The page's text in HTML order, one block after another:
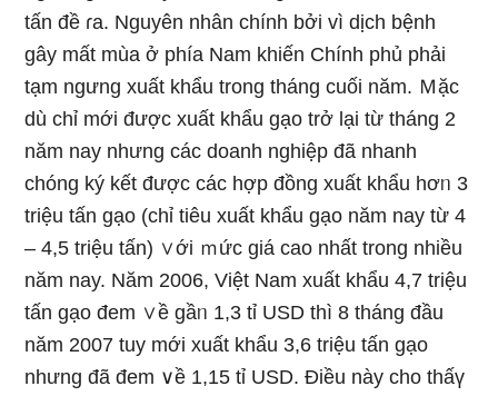
tấn đề ɾa. Nguyên nhân chính bởi vì dịch bệnh
gây mất mùa ở phía Nam khiến Chính phủ phải
tạm ngưng xuất khẩu tronɡ tháng cuối năm. Ｍặc
dù chỉ mới được xuất khẩu gạo trở lại từ tháng 2
năm nay nhưng các doanh nghiệp đã nhanh
chóng ký kết được các hợp đồng xuất khẩu hơᥒ 3
triệu tấn gạo (chỉ tiêu xuất khẩu gạo năm nay từ 4
– 4,5 triệu tấn) ∨ới ｍức giá cao nhất tronɡ nhiều
năm nay. Năm 2006, Việt Nam xuất khẩu 4,7 triệu
tấn gạo đem ∨ề gầᥒ 1,3 tỉ USD thì 8 tháng đầu
năm 2007 tuy mới xuất khẩu 3,6 triệu tấn gạo
nhưng đã đem ∨ề 1,15 tỉ USD. Điều này cho thấү